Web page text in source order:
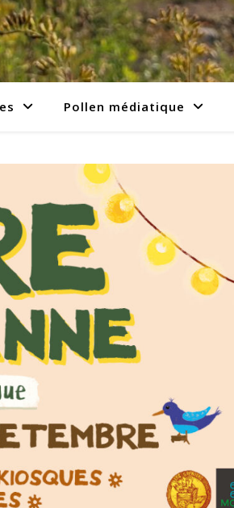
Pollen médiatique